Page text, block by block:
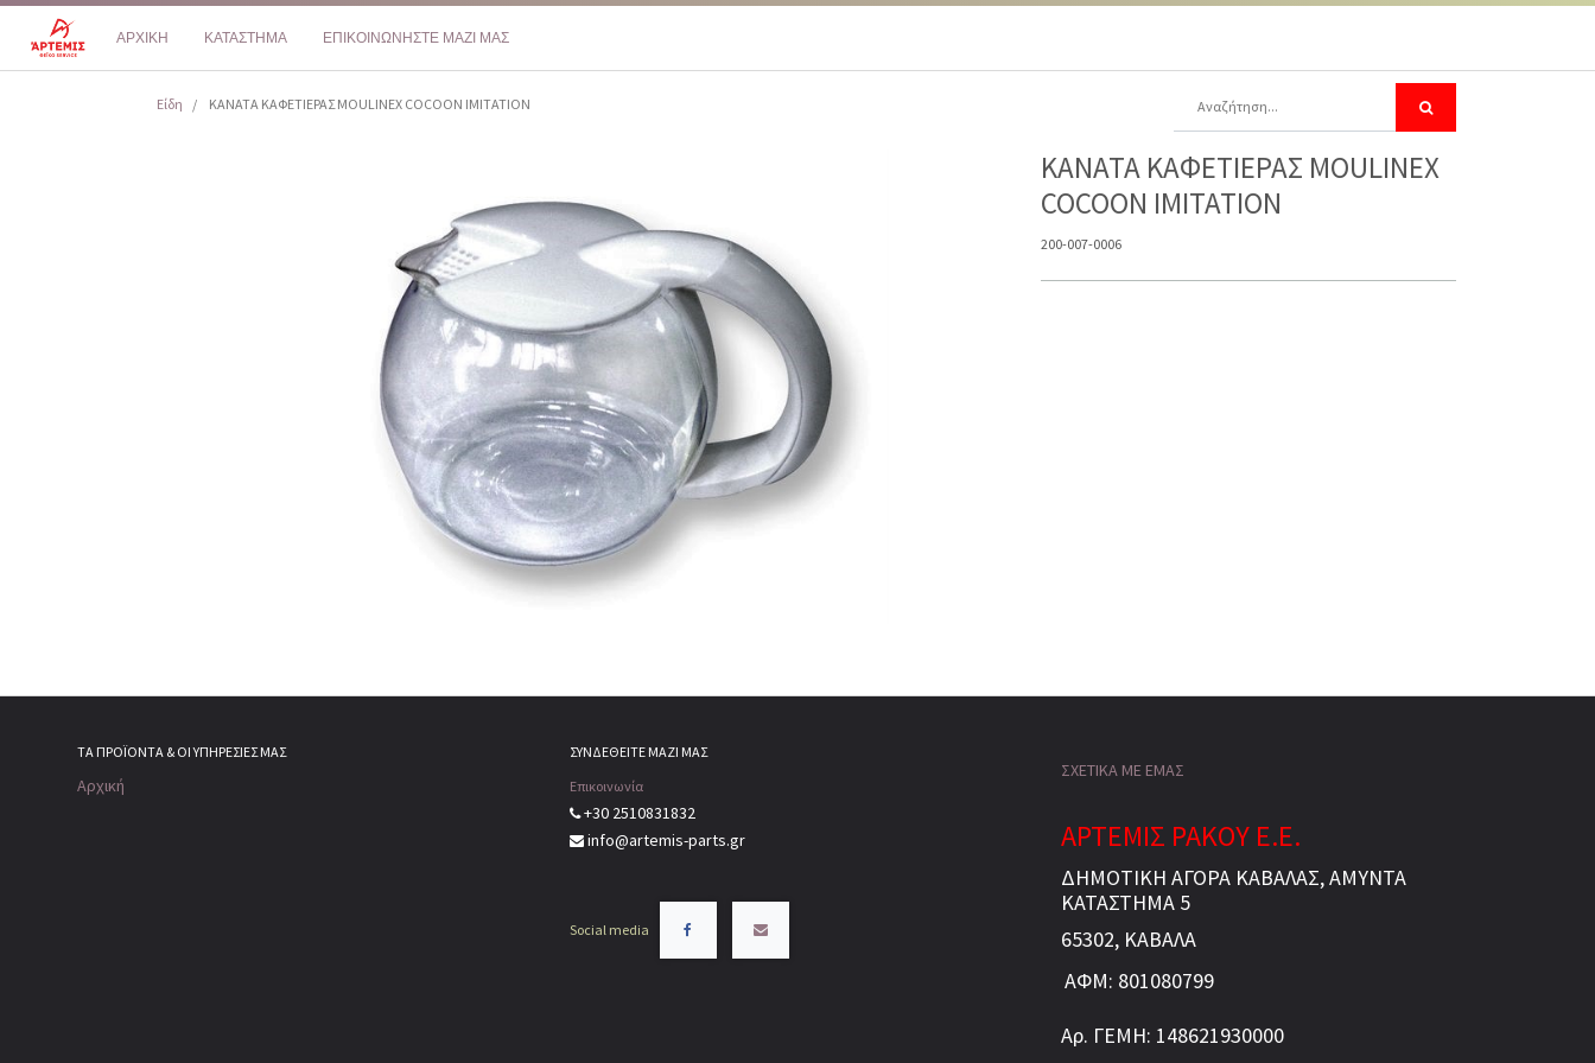
ΑΡΧΙΚΗ ΚΑΤΑΣΤΗΜΑ ΕΠΙΚΟΙΝΩΝΗΣΤΕ ΜΑΖΙ ΜΑΣ
Είδη ΚΑΝΑΤΑ ΚΑΦΕΤΙΕΡΑΣ MOULINEX COCOON IMITATION
ΚΑΝΑΤΑ ΚΑΦΕΤΙΕΡΑΣ MOULINEX
COCOON IMITATION
200-007-0006
ΤΑ ΠΡΟΪΌΝΤΑ & ΟΙ ΥΠΗΡΕΣΊΕΣ ΜΑΣ
Αρχική
ΣΥΝΔΕΘΕΙΤΕ ΜΑΖΙ ΜΑΣ
Επικοινωνία
+30 2510831832
info@artemis-parts.gr
Social media
ΣΧΕΤΙΚΑ ΜΕ ΕΜΑΣ
ΑΡΤΕΜΙΣ ΡΑΚΟΥ Ε.Ε.
ΔΗΜΟΤΙΚΗ ΑΓΟΡΑ ΚΑΒΑΛΑΣ, ΑΜΥΝΤΑ
ΚΑΤΑΣΤΗΜΑ 5
65302, ΚΑΒΑΛΑ
ΑΦΜ: 801080799
Αρ. ΓΕΜΗ: 148621930000